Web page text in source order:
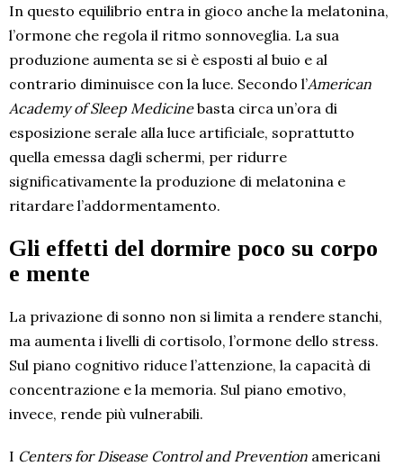
In questo equilibrio entra in gioco anche la melatonina,
l’ormone che regola il ritmo sonnoveglia. La sua
produzione aumenta se si è esposti al buio e al
contrario diminuisce con la luce. Secondo l’American
Academy of Sleep Medicinebasta circa un’ora di
esposizione serale alla luce artificiale, soprattutto
quella emessa dagli schermi, per ridurre
significativamente la produzione di melatonina e
ritardare l’addormentamento.
Gli effetti del dormire poco su corpo
e mente
La privazione di sonno non si limita a rendere stanchi,
ma aumenta i livelli di cortisolo, l’ormone dello stress.
Sul piano cognitivo riduce l’attenzione, la capacità di
concentrazione e la memoria. Sul piano emotivo,
invece, rende più vulnerabili.
I Centers for Disease Control and Prevention americani